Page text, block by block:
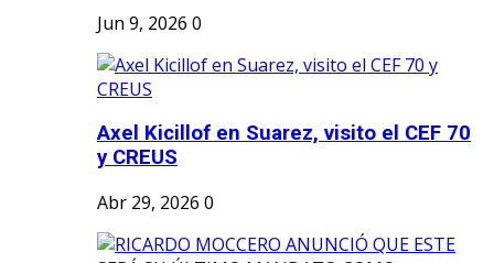
Jun 9, 2026 0
Axel Kicillof en Suarez, visito el CEF 70
y CREUS
Abr 29, 2026 0